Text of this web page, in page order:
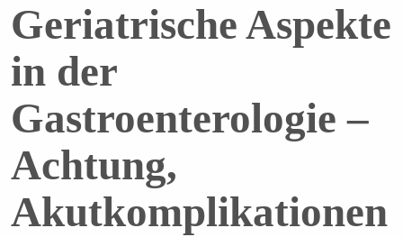
Geriatrische Aspekte
in der
Gastroenterologie –
Achtung,
Akutkomplikationen